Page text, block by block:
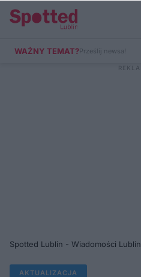
WAŻNY TEMAT?Prześlij newsa!
Spotted Lublin - Wiadomości Lublin
AKTUALIZACJA